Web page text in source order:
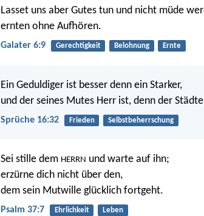
Lasset uns aber Gutes tun und nicht müde
ernten ohne Aufhören.
Galater 6:9 Gerechtigkeit Belohnung Ernte
Ein Geduldiger ist besser denn ein Starker,
und der seines Mutes Herr ist, denn der
Sprüche 16:32 Frieden Selbstbeherrschung
Sei stille dem HERRN und warte auf ihn;
erzürne dich nicht über den,
dem sein Mutwille glücklich fortgeht.
Psalm 37:7 Ehrlichkeit Leben